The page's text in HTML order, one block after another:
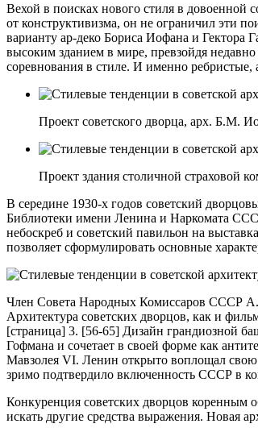
Вехой в поисках нового стиля в довоенной
от конструктивизма, он не ограничил эти
варианту ар-деко Бориса Иофана и Гектора
высоким зданием в мире, превзойдя
соревнования в стиле. И именно
Проект советского дворца, арх. Б.М.
Проект здания столичной страховой
В середине 1930-х годов советский
Библиотеки имени Ленина и Наркомата
небоскреб и советский павильон на
позволяет сформулировать основные
Член Совета Народных Комиссаров СССР
Архитектура советских дворцов, как и
[страница] 3. [56-65] Дизайн грандиозной
Гофмана и сочетает в своей форме как
Мавзолея VI. Ленин открыто воплощал свою
зримо подтвердило включенность СССР в
Конкуренция советских дворцов коренным
искать другие средства выражения. Новая